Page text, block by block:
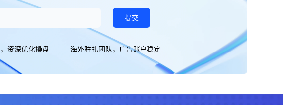
提交
资深优化操盘 海外驻扎团队，广告账户稳定